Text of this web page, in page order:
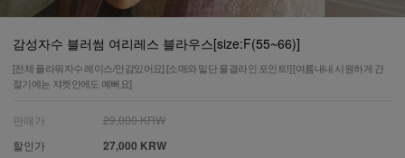
감성자수 블러썸 여리레스 블라우스[size:F(55~66)]
[전체 플라워자수 레이스/안감있어요] [소매와 밑단 물결라인 포인트!] [여름내내 시원하게 간
절기에는 쟈켓안에도 예뻐요]
판매가
29,000 KRW
할인가
27,000 KRW